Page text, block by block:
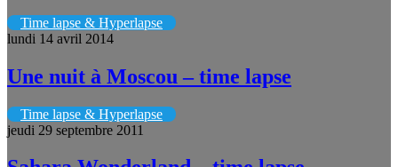
Time lapse & Hyperlapse
lundi 14 avril 2014
Une nuit à Moscou – time lapse
Time lapse & Hyperlapse
jeudi 29 septembre 2011